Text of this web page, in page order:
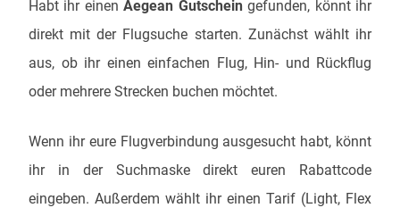
Habt ihr einenAegean Gutscheingefunden, könnt ihr
direkt mit der Flugsuche starten. Zunächst wählt ihr
aus, ob ihr einen einfachen Flug, Hin- und Rückflug
oder mehrere Strecken buchen möchtet.
Wenn ihr eure Flugverbindung ausgesucht habt, könnt
ihr in der Suchmaske direkt euren Rabattcode
eingeben. Außerdem wählt ihr einen Tarif (Light, Flex